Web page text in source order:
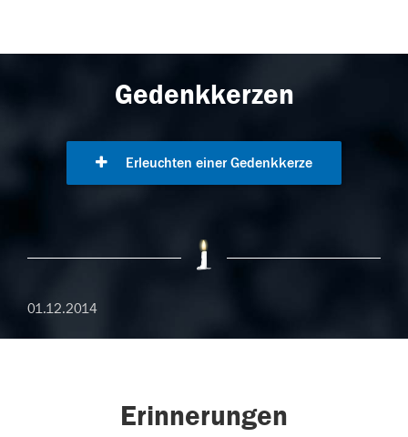
Gedenkkerzen
Erleuchten einer Gedenkkerze
01.12.2014
Erinnerungen